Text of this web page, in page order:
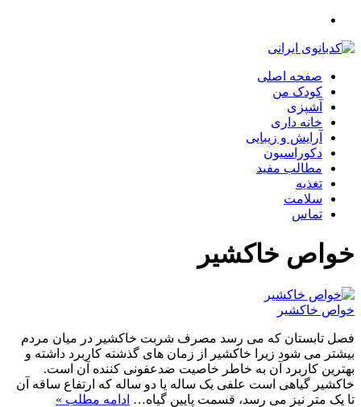
صفحه اصلی
کودک من
آشپزی
خانه داری
آرایش و زیبایی
دکوراسیون
مطالب مفید
تغذیه
سلامت
تماس
خواص خاکشیر
خواص خاکشیر
فصل تابستان که می رسد مصرف شربت خاکشیر در میان مردم
بیشتر می شود زیرا خاکشیر از زمان های گذشته کاربرد داشته و
بهترین کاربرد آن به خاطر خاصیت ضدعفونی کننده آن است.
خاکشیر گیاهی است علفی یک ساله یا دو ساله که ارتفاع ساقه آن
تا یک متر نیز می رسد، قسمت پایین گیاه… ادامه مطلب »